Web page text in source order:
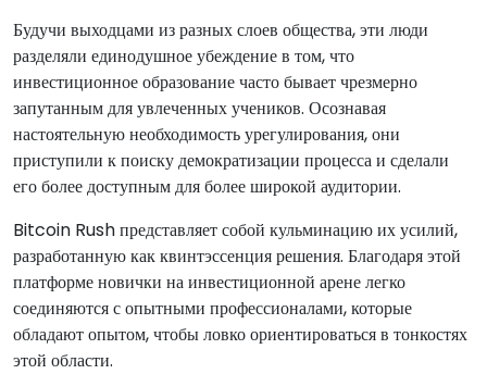
Будучи выходцами из разных слоев общества, эти люди
разделяли единодушное убеждение в том, что
инвестиционное образование часто бывает чрезмерно
запутанным для увлеченных учеников. Осознавая
настоятельную необходимость урегулирования, они
приступили к поиску демократизации процесса и сделали
его более доступным для более широкой аудитории.
Bitcoin Rush представляет собой кульминацию их усилий,
разработанную как квинтэссенция решения. Благодаря этой
платформе новички на инвестиционной арене легко
соединяются с опытными профессионалами, которые
обладают опытом, чтобы ловко ориентироваться в тонкостях
этой области.